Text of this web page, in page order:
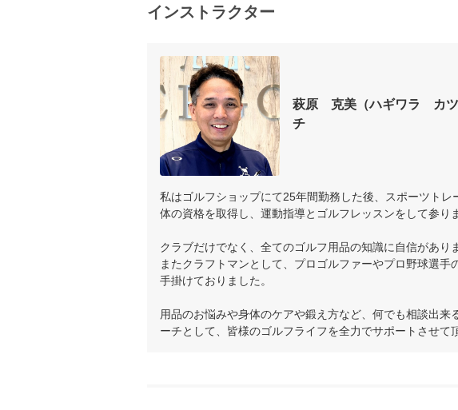
インストラクター
萩原　克美（ハギワラ　カ
チ
私はゴルフショップにて25年間勤務した後、スポーツトレ
体の資格を取得し、運動指導とゴルフレッスンをして参り
クラブだけでなく、全てのゴルフ用品の知識に自信があり
またクラフトマンとして、プロゴルファーやプロ野球選手
手掛けておりました。
用品のお悩みや身体のケアや鍛え方など、何でも相談出来
ーチとして、皆様のゴルフライフを全力でサポートさせて